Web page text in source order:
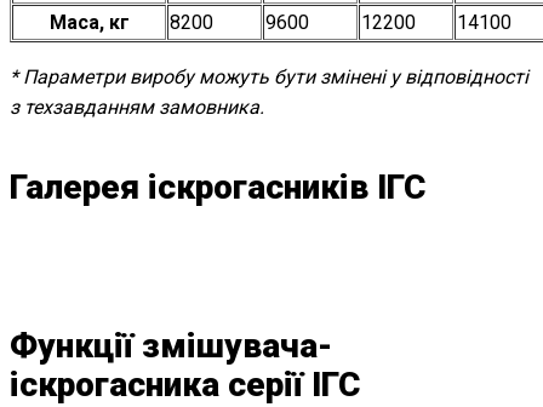
Маса, кг 8200 9600 12200 14100
* Параметри виробу можуть бути змінені у відповідності
з техзавданням замовника.
Галерея іскрогасників ІГС
Функції змішувача-
іскрогасника серії ІГС